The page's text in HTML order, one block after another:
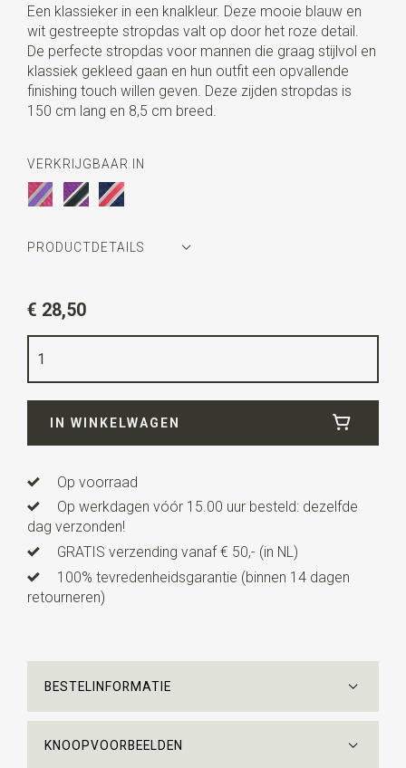
Een klassieker in een knalkleur. Deze mooie blauw en
wit gestreepte stropdas valt op door het roze detail.
De perfecte stropdas voor mannen die graag stijlvol en
klassiek gekleed gaan en hun outfit een opvallende
finishing touch willen geven. Deze zijden stropdas is
150 cm lang en 8,5 cm breed.
VERKRIJGBAAR IN
PRODUCTDETAILS
blauw / roze / wit
Kwaliteit
Lengteca. 150 cm
€ 28,50
IN WINKELWAGEN
Op voorraad
Op werkdagen vóór 15.00 uur besteld: dezelfde
dag verzonden!
GRATIS verzending vanaf € 50,- (in NL)
100% tevredenheidsgarantie (binnen 14 dagen
retourneren)
BESTELINFORMATIE
KNOOPVOORBEELDEN